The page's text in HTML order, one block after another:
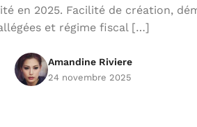
en 2025. Facilité de création,
et régime fiscal […]
Amandine Riviere
24 novembre 2025